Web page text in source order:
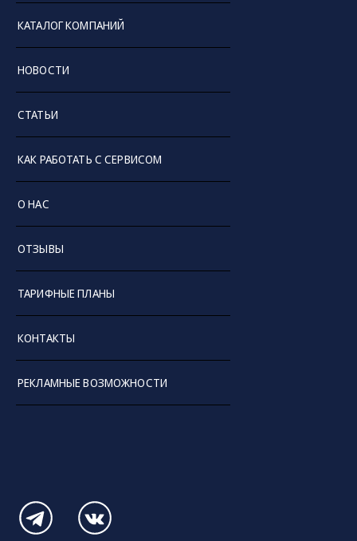
СОЦ. СЕТИ ТЕЛЕФОН
КАТАЛОГ КОМПАНИЙ
НОВОСТИ
СТАТЬИ
КАК РАБОТАТЬ С СЕРВИСОМ
О НАС
ОТЗЫВЫ
ТАРИФНЫЕ ПЛАНЫ
КОНТАКТЫ
РЕКЛАМНЫЕ ВОЗМОЖНОСТИ